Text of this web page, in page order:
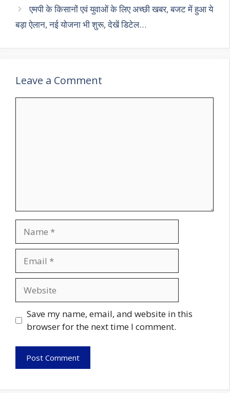
एमपी के किसानों एवं युवाओं के लिए अच्छी खबर, बजट में हुआ ये
बड़ा ऐलान, नई योजना भी शुरू, देखें डिटेल…
Leave a Comment
Save my name, email, and website in this
browser for the next time I comment.